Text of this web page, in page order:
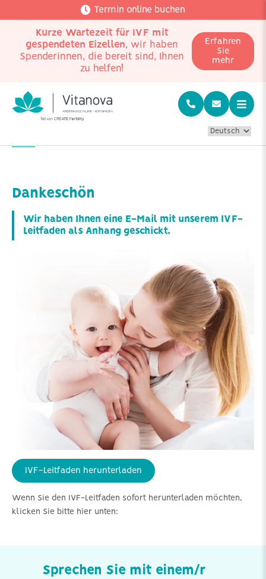
Termin online buchen
Kurze Wartezeit für IVF mit
gespendeten Eizellen, wir haben
Spenderinnen, die bereit sind, Ihnen
zu helfen!
Erfahren
Sie
mehr
Home IVF-Leitfaden herunterladen
Dankeschön
Wir haben Ihnen eine E-Mail mit unserem IVF-
Leitfaden als Anhang geschickt.
Wenn Sie den IVF-Leitfaden sofort herunterladen möchten,
klicken Sie bitte hier unten:
IVF-Leitfaden herunterladen
Sprechen Sie mit einem/r